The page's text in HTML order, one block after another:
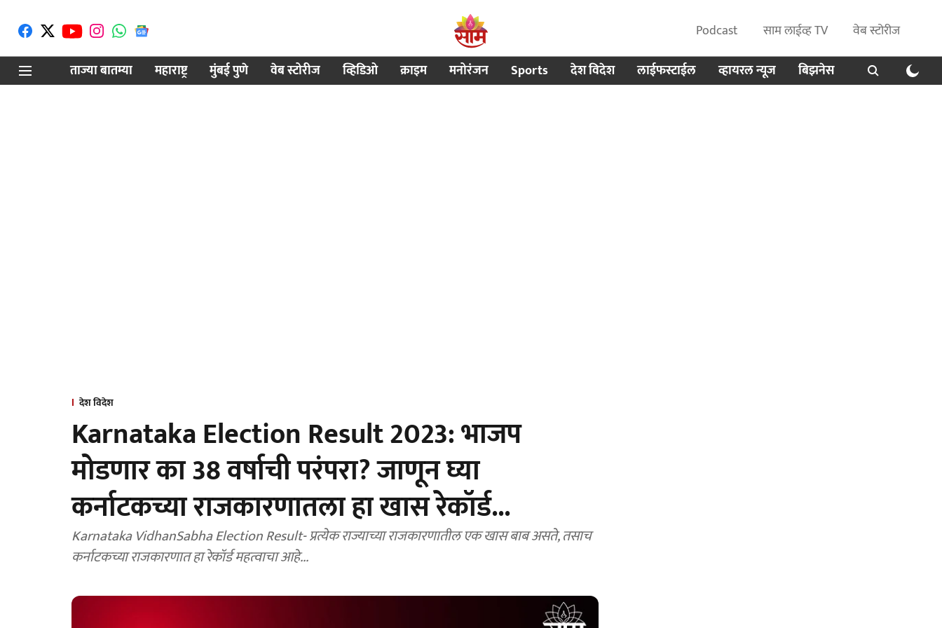
Podcast साम लाईव्ह TV
वेब स्टोरीज
ताज्या बातम्या
महाराष्ट्र मुंबई पुणे वेब स्टोरीज व्हिडिओ क्राइम मनोरंजन Sports देश विदेश लाईफस्टाईल व्हायरल न्यूज बिझनेस
देश विदेश
Karnataka Election Result 2023: भाजप
मोडणार का 38 वर्षाची परंपरा? जाणून घ्या
कर्नाटकच्या राजकारणातला हा खास रेकॉर्ड...
Karnataka VidhanSabha Election Result- प्रत्येक राज्याच्या राजकारणातील एक खास बाब असते, तसाच
कर्नाटकच्या राजकारणात हा रेकॉर्ड महत्वाचा आहे...